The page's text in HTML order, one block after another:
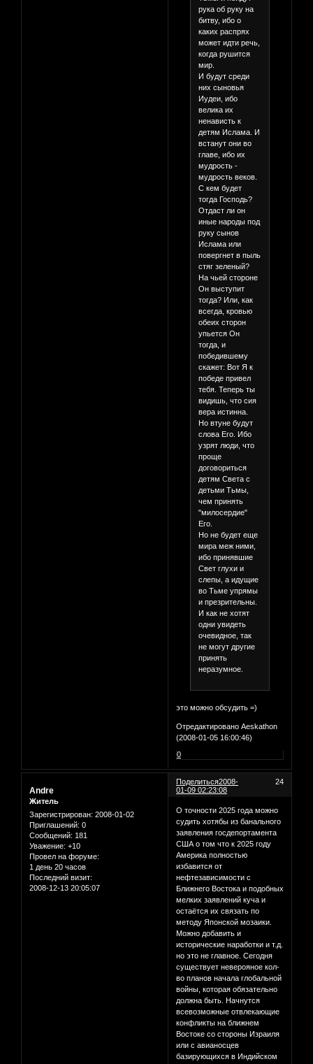
рука об руку на
битву, ибо о
каких распрях
может идти речь,
когда рушится
мир.
И будут среди
них сыновья
Иудеи, ибо
велика их
ненависть к
детям Ислама. И
встанут они во
главе, ибо их
мудрость -
мудрость веков.
С кем будет
тогда Господь?
Отдаст ли он
иные народы под
руку сынов
Ислама или
повергнет в пыль
стяг зеленый?
На чьей стороне
Он выступит
тогда? Или, как
всегда, кровью
обеих сторон
упьется Он
тогда, и
победившему
скажет: Вот Я к
победе привел
тебя. Теперь ты
видишь, что сия
вера истинна.
Но втуне будут
слова Его. Ибо
узрят люди, что
проще
договориться
детям Света с
детьми Тьмы,
чем принять
"милосердие"
Его.
Но не будет еще
мира меж ними,
ибо принявшие
Свет глухи и
слепы, а идущие
во Тьме упрямы
и презрительны.
И как не хотят
одни увидеть
очевидное, так
не могут другие
принять
неразумное.
это можно обсудить =)
Отредактировано Aeskathon
(2008-01-05 16:00:46)
0
Поделиться 24
2008-
01-09 02:23:08
Andre
Житель
Зарегистрирован: 2008-01-02
Приглашений: 0
Сообщений: 181
Уважение: +10
Провел на форуме:
1 день 20 часов
Последний визит:
2008-12-13 20:05:07
О точности 2025 года можно
судить хотябы из банального
заявления госдепортамента
США о том что к 2025 году
Америка полностью
избавится от
нефтезависимости с
Ближнего Востока и подобных
мелких заявлений куча и
остаётся их связать по
методу Японской мозаики.
Можно добавить и
исторические наработки и т.д.
но это не главное. Сегодня
существует неверояное кол-
во планов начала глобальной
войны, которая обязательно
должна быть. Начнутся
всевозможные отвлекающие
конфликты на ближнем
Востоке со стороны Израиля
или с авианосцев
базирующихся в Индийском